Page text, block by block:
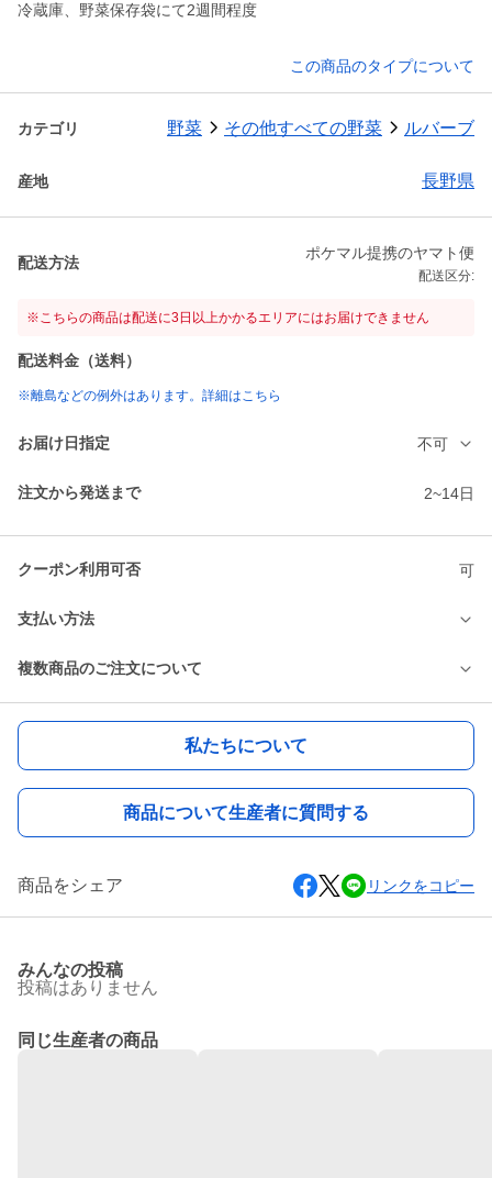
冷蔵庫、野菜保存袋にて2週間程度
この商品のタイプについて
カテゴリ 野菜 その他すべての野菜 ルバーブ
産地 長野県
配送方法
ポケマル提携のヤマト便
配送区分:
※こちらの商品は配送に3日以上かかるエリアにはお届けできません
配送料金（送料）
※離島などの例外はあります。詳細はこちら
お届け日指定 不可
注文から発送まで 2~14日
クーポン利用可否 可
支払い方法
複数商品のご注文について
私たちについて
商品について生産者に質問する
商品をシェア リンクをコピー
みんなの投稿
投稿はありません
同じ生産者の商品